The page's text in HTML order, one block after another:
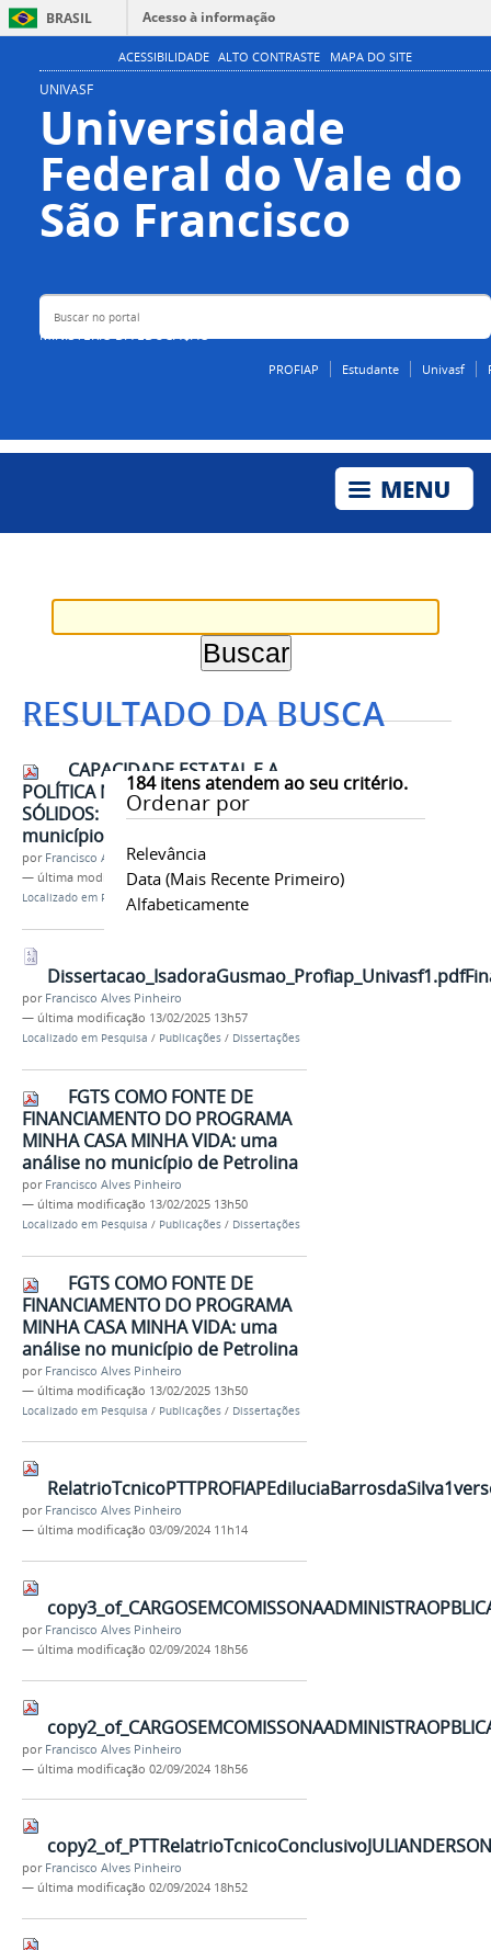
BRASIL
Acesso à informação
Participe
Canais
ACESSIBILIDADE ALTO CONTRASTE MAPA DO SITE
UNIVASF
Universidade
Federal do Vale do
São Francisco
MINISTÉRIO DA EDUCAÇÃO
Buscar no portal
PROFIAP Estudante Univasf
RESULTADO DA BUSCA
184itens atendem ao seu critério.
Ordenar por
Relevância
Data (mais Recente Primeiro)
Alfabeticamente
CAPACIDADE ESTATAL E A
POLÍTICA NACIONAL DE RESÍDUOS
SÓLIDOS: Uma análise do
município de Petrolina (PE)
por Francisco Alves Pinheiro
— última modificação13/02/2025 14h00
Localizado em Pesquisa / Publicações Dissertações
por Francisco Alves Pinheiro
— última modificação 13/02/2025 13h57
Localizado em Pesquisa / Publicações / Dissertações
FGTS COMO FONTE DE
FINANCIAMENTO DO PROGRAMA
MINHA CASA MINHA VIDA: uma
análise no município de Petrolina
por Francisco Alves Pinheiro
— última modificação 13/02/2025 13h50
Localizado em Pesquisa / Publicações / Dissertações
FGTS COMO FONTE DE
FINANCIAMENTO DO PROGRAMA
MINHA CASA MINHA VIDA: uma
análise no município de Petrolina
por Francisco Alves Pinheiro
— última modificação 13/02/2025 13h50
Localizado em Pesquisa / Publicações / Dissertações
por Francisco Alves Pinheiro
— última modificação 03/09/2024 11h14
por Francisco Alves Pinheiro
— última modificação 02/09/2024 18h56
por Francisco Alves Pinheiro
— última modificação 02/09/2024 18h56
por Francisco Alves Pinheiro
— última modificação 02/09/2024 18h52